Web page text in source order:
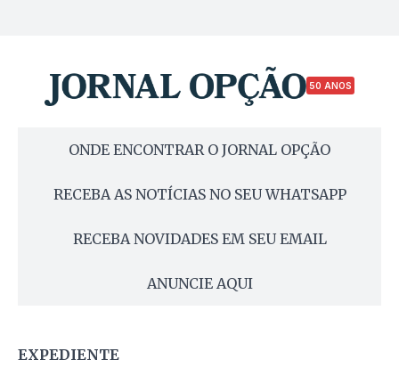
50 ANOS
ONDE ENCONTRAR O JORNAL OPÇÃO
RECEBA AS NOTÍCIAS NO SEU WHATSAPP
RECEBA NOVIDADES EM SEU EMAIL
ANUNCIE AQUI
EXPEDIENTE